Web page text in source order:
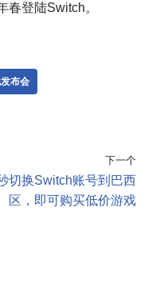
春登陆Switch。
布会
下一个
切换Switch账号到巴西
区，即可购买低价游戏